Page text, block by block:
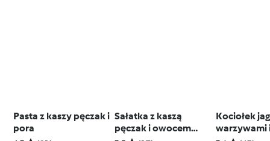
Pasta z kaszy pęczak i
pora
Sałatka z kaszą
pęczak i owocem
Kociołek
warzywami